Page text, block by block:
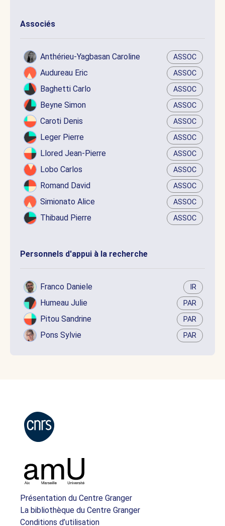
Associés
Anthérieu-Yagbasan Caroline ASSOC
Audureau Eric ASSOC
Baghetti Carlo ASSOC
Beyne Simon ASSOC
Caroti Denis ASSOC
Leger Pierre ASSOC
Llored Jean-Pierre ASSOC
Lobo Carlos ASSOC
Romand David ASSOC
Simionato Alice ASSOC
Thibaud Pierre ASSOC
Personnels d'appui à la recherche
Franco Daniele IR
Humeau Julie PAR
Pitou Sandrine PAR
Pons Sylvie PAR
Présentation du Centre Granger
La bibliothèque du Centre Granger
Conditions d’utilisation